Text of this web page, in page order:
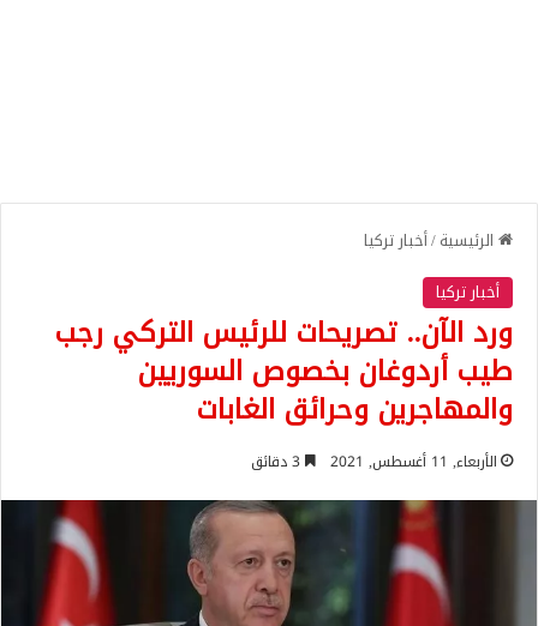
الرئيسية/أخبار تركيا
أخبار تركيا
ورد الآن.. تصريحات للرئيس التركي رجب
طيب أردوغان بخصوص السوريين
والمهاجرين وحرائق الغابات
الأربعاء, 11 أغسطس, 2021